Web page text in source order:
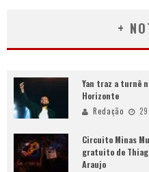
+
Yan traz a turnê
Horizonte
Redação
Circuito Minas
gratuito de
Araujo